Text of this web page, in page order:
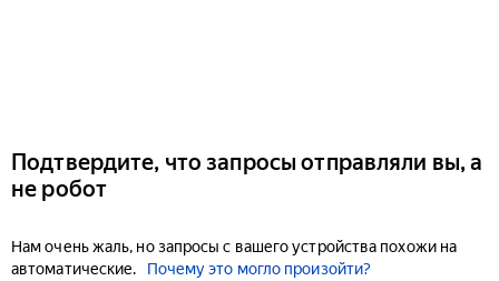
Подтвердите, что запросы отправляли вы, а
не робот
Нам очень жаль, но запросы с вашего устройства похожи на
автоматические.
Почему это могло произойти?